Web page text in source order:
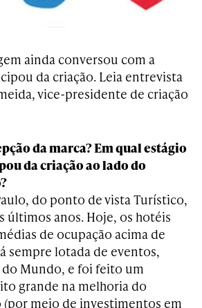
ainda conversou com a
da criação. Leia entrevista
vice-presidente de criação
da marca? Em qual estágio
da criação ao lado do
do ponto de vista Turístico,
últimos anos. Hoje, os hotéis
de ocupação acima de
sempre lotada de eventos,
do Mundo, e foi feito um
grande na melhoria do
meio de investimentos em